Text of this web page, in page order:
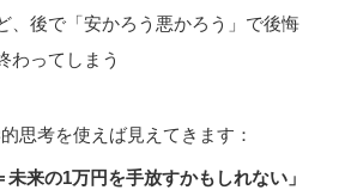
、後で「安かろう悪かろう」で後悔
わってしまう
思考を使えば見えてきます：
未来の1万円を手放すかもしれない」